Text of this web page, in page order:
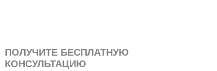
ПОЛУЧИТЕ БЕСПЛАТНУЮ
КОНСУЛЬТАЦИЮ